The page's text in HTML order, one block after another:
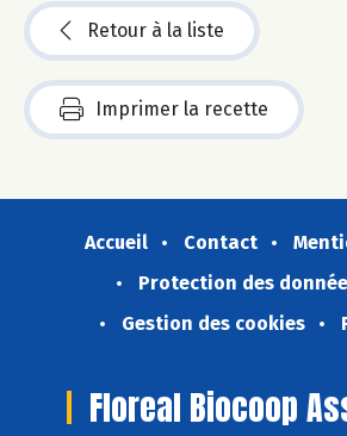
Retour à la liste
Imprimer la recette
Accueil Contact
Protection des
Gestion des cookies
Floreal Biocoop